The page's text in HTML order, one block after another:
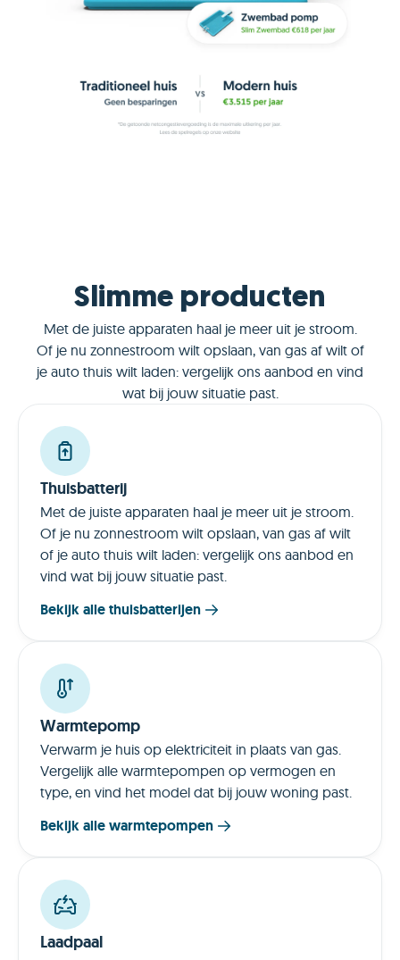
Slimme producten
Met de juiste apparaten haal je meer uit je stroom.
Of je nu zonnestroom wilt opslaan, van gas af wilt of
je auto thuis wilt laden: vergelijk ons aanbod en vind
wat bij jouw situatie past.
Thuisbatterij
Met de juiste apparaten haal je meer uit je stroom.
Of je nu zonnestroom wilt opslaan, van gas af wilt
of je auto thuis wilt laden: vergelijk ons aanbod en
vind wat bij jouw situatie past.
Bekijk alle thuisbatterijen
Warmtepomp
Verwarm je huis op elektriciteit in plaats van gas.
Vergelijk alle warmtepompen op vermogen en
type, en vind het model dat bij jouw woning past.
Bekijk alle warmtepompen
Laadpaal